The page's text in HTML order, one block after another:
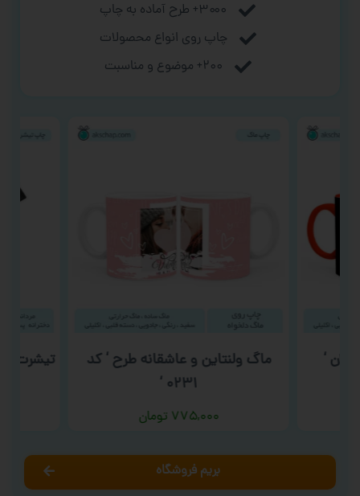
۳۰۰۰+ طرح آماده به چاپ
چاپ روی انواع محصولات
۲۰۰+ موضوع و مناسبت
‘
ماگ ولنتاین و عاشقانه طرح ‘ کد
۰۲۳۱ ‘
۷۷۵,۰۰۰ تومان
بریم فروشگاه